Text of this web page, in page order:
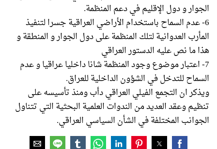
الجوار و دول الإقليم في دعم المنظمة.
6- عدم السماح باستخدام الأراضي العراقية جسرا لتنفيذ
المأرب العدوانية لتلك المنظمة على دول الجوار و المنطقة و
هذا ما نص عليه الدستور العراقي
7- اعتبار موضوع وجود المنظمة شانا داخليا عراقيا و عدم
السماح للتدخل في الشؤون الداخلية للعراق.
ويذكر ان التجمع الفيلي العراقي دأب ومنذ تأسيسه على
تنظيم وعقد العديد من الندوات العلمية البحثية التي تتناول
الجوانب المختلفة في الشأن السياسي العراقي.